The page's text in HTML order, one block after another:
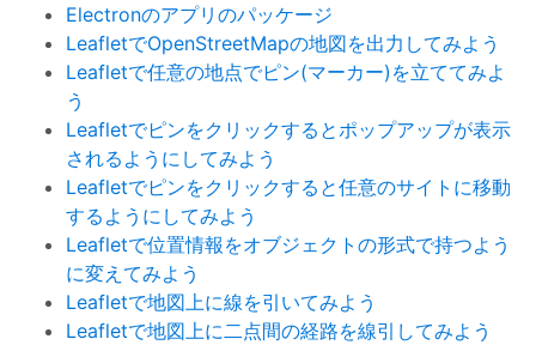
Electronのアプリのパッケージ
LeafletでOpenStreetMapの地図を出力してみよう
Leafletで任意の地点でピン(マーカー)を立ててみよ
う
Leafletでピンをクリックするとポップアップが表示
されるようにしてみよう
Leafletでピンをクリックすると任意のサイトに移動
するようにしてみよう
Leafletで位置情報をオブジェクトの形式で持つよう
に変えてみよう
Leafletで地図上に線を引いてみよう
Leafletで地図上に二点間の経路を線引してみよう